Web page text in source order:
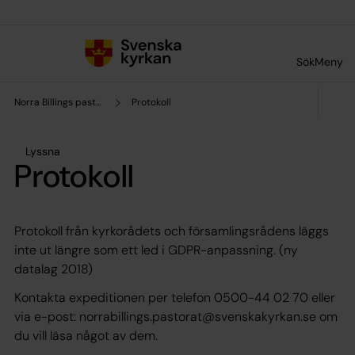
SökMeny
Norra Billings pastorat Protokoll
Lyssna
Protokoll
Protokoll från kyrkorådets och församlingsrådens läggs
inte ut längre som ett led i GDPR-anpassning. (ny
datalag 2018)
Kontakta expeditionen per telefon 0500-44 02 70 eller
via e-post: norrabillings.pastorat@svenskakyrkan.se om
du vill läsa något av dem.